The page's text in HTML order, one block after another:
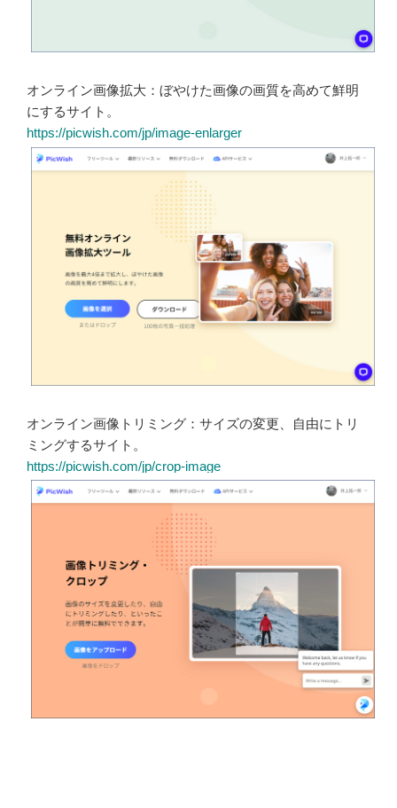
オンライン画像拡大：ぼやけた画像の画質を高めて鮮明
にするサイト。
https://picwish.com/jp/image-enlarger
オンライン画像トリミング：サイズの変更、自由にトリ
ミングするサイト。
https://picwish.com/jp/crop-image